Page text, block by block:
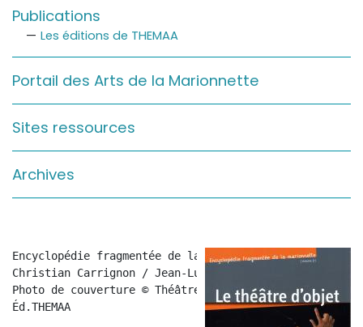
Sur le terrain
(Portraits, actions, collaborations)
Sur l’étagère
Publications
Les éditions de THEMAA
Portail des Arts de la Marionnette
Sites ressources
Archives
Encyclopédie fragmentée de la marionnette [Volume 2]
Christian Carrignon / Jean-Luc Mattéoli
Photo de couverture © Théâtre de Cuisine
Éd.THEMAA